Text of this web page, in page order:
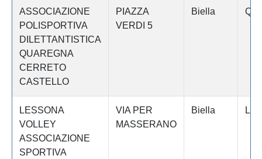
ASSOCIAZIONE
POLISPORTIVA
DILETTANTISTICA
QUAREGNA
CERRETO
CASTELLO
PIAZZA
VERDI 5
Biella
LESSONA
VOLLEY
ASSOCIAZIONE
SPORTIVA
VIA PER
MASSERANO
Biella